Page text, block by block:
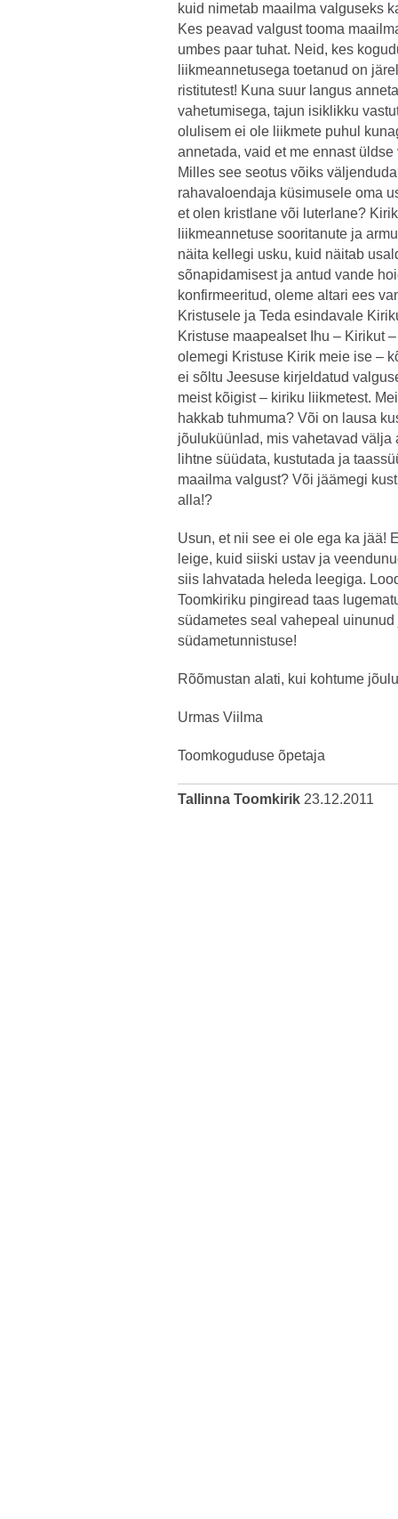
kuid nimetab maailma valguseks
Kes peavad valgust tooma
umbes paar tuhat. Neid, kes
liikmeannetusega toetanud on
ristitutest! Kuna suur langus
vahetumisega, tajun isiklikku
olulisem ei ole liikmete puhul
annetada, vaid et me ennast
Milles see seotus võiks
rahavaloendaja küsimusele oma
et olen kristlane või luterlane?
liikmeannetuse sooritanute ja
näita kellegi usku, kuid näitab
sõnapidamisest ja antud vande
konfirmeeritud, oleme altari ees
Kristusele ja Teda esindavale
Kristuse maapealset Ihu – Kirikut
olemegi Kristuse Kirik meie ise –
ei sõltu Jeesuse kirjeldatud
meist kõigist – kiriku liikmetest.
hakkab tuhmuma? Või on lausa
jõuluküünlad, mis vahetavad
lihtne süüdata, kustutada ja
maailma valgust? Või jäämegi
alla!?
Usun, et nii see ei ole ega ka jää!
leige, kuid siiski ustav ja
siis lahvatada heleda leegiga.
Toomkiriku pingiread taas
südametes seal vahepeal
südametunnistuse!
Rõõmustan alati, kui kohtume
Urmas Viilma
Toomkoguduse õpetaja
Tallinna Toomkirik 23.12.2011